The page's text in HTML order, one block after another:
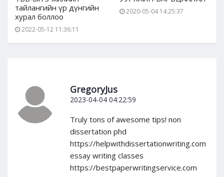
тайлангийн үр дүнгийн
хурал боллоо
2022-05-12 11:36:11
2020-05-04 14:25:37
GregoryJus
2023-04-04 04:22:59
Truly tons of awesome tips! non
dissertation phd
https://helpwithdissertationwriting.com
essay writing classes
https://bestpaperwritingservice.com